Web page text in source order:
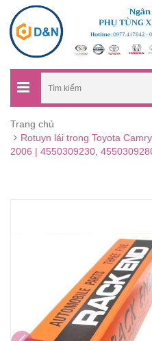
Trang chủ
Rotuyn lái trong Toyota
2006 | 4550309230,